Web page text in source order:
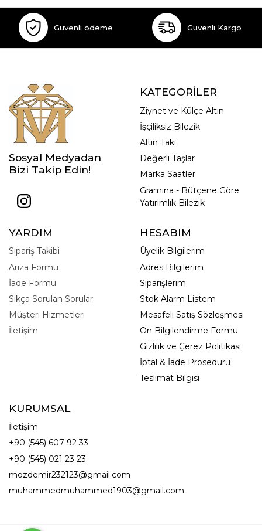
Güvenli ödeme Güvenli Kargo
Sosyal Medyadan
Bizi Takip Edin!
KATEGORİLER
Ziynet ve Külçe Altın
İşçiliksiz Bilezik
Altın Takı
Değerli Taşlar
Marka Saatler
Gramına - Bütçene Göre
Yatırımlık Bilezik
YARDIM
Sipariş Takibi
Arıza Formu
İade Formu
Sıkça Sorulan Sorular
Müşteri Hizmetleri
İletişim
HESABIM
Üyelik Bilgilerim
Adres Bilgilerim
Siparişlerim
Stok Alarm Listem
Mesafeli Satış Sözleşmesi
Ön Bilgilendirme Formu
Gizlilik ve Çerez Politikası
İptal & İade Prosedürü
Teslimat Bilgisi
KURUMSAL
İletişim
+90 (545) 607 92 33
+90 (545) 021 23 23
mozdemir232123@gmail.com
muhammedmuhammed1903@gmail.com